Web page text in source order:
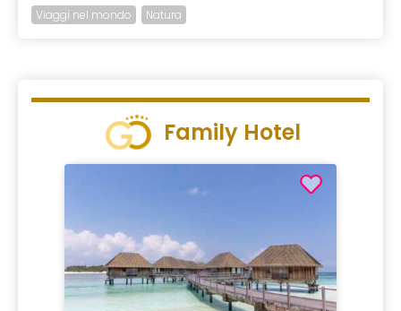
Viaggi nel mondo Natura
Family Hotel